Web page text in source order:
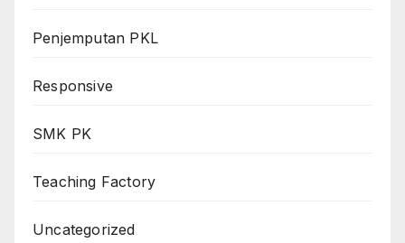
Penjemputan PKL
Responsive
SMK PK
Teaching Factory
Uncategorized